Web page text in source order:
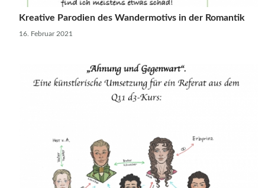
Kreative Parodien des Wandermotivs in der Romantik
16. Februar 2021